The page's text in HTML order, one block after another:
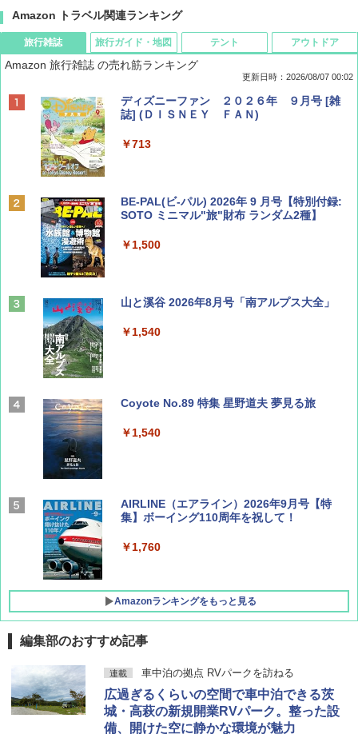
Amazon トラベル関連ランキング
旅行雑誌
Amazon 旅行雑誌 の売れ筋ランキング
更新日時：2026/08/07 00:02
ディズニーファン ２０２６年 ９月号 [雑
誌] (ＤＩＳＮＥＹ ＦＡＮ)
￥713
BE-PAL(ビ-パル) 2026年 9 月号【特別付録:
SOTO ミニマル"旅"財布 ランダム2種】
￥1,500
山と溪谷 2026年8月号「南アルプス大全」
￥1,540
Coyote No.89 特集 星野道夫 夢見る旅
￥1,540
AIRLINE（エアライン）2026年9月号【特
集】ボーイング110周年を祝して！
￥1,760
Amazonランキングをもっと見る
旅行ガイド・地図
D40 地球の歩き方 チェンマイ タイ北部の魅
力的な町 2026～2027 地球の歩き方D アジア
￥2,079
テント
[キャンパーズコレクション 山善] ポップアッ
プテント 傘みたいに広げて畳める パッとサ
ッとサンシェード キューブ フルクローズ メ
ッシュ 簡単設置 ワンタッチテント キャンプ
&ハイキング カーキ PATC-150(KH)
アウトドア
BUNDOK(バンドック)ソロ ドーム 1 EX BDK
-08EX カーキ ソロキャンプ ポリエステル フ
レーム テント
￥14,800
編集部のおすすめ記事
連載 車中泊の拠点 RVパークを訪ねる
広過ぎるくらいの空間で車中泊できる茨
城・高萩の新規開業RVパーク。整った設
備、開けた空に静かな環境が魅力